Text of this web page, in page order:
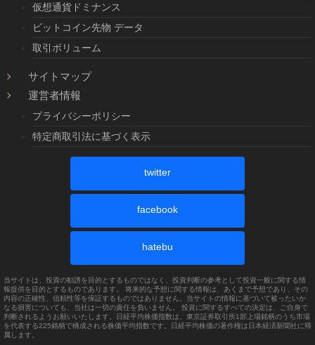
仮想通貨ドミナンス
ビットコイン先物 データ
取引ボリューム
サイトマップ
運営者情報
プライバシーポリシー
特定商取引法に基づく表示
twitter
facebook
hatebu
当サイトは、投資の勧誘を目的とするものではなく、投資判断の参考として投資一般に関する情
報提供を目的とするものであります。 将来的な予想に関する情報は、あくまで予想であり、その
内容の正確性、信頼性等を保証するものではありません。当サイトの情報に基づいて被ったいか
なる損害についても、当社は一切の責任を負いません。 投資に関するすべての決定は、ご自身で
判断されるようお願いいたします。日経平均株価指数は、東京証券取引所1部上場銘柄のうち市場
を代表する225銘柄で構成される株価平均指数です。日経平均株価の著作権は日本経済新聞社に帰
属します。